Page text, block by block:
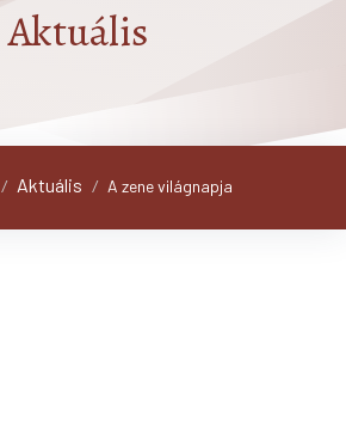
Aktuális
/ Aktuális / A zene világnapja